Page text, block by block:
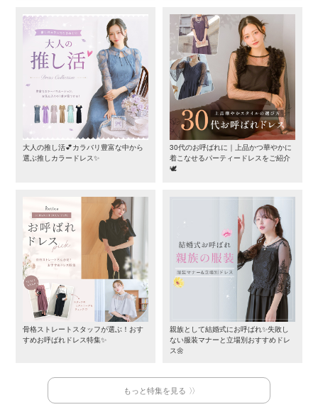
大人の推し活💕カラバリ豊富な中から
選ぶ推しカラードレス✨
30代のお呼ばれに｜上品かつ華やかに
着こなせるパーティードレスをご紹介
🕊️
骨格ストレートスタッフが選ぶ！おす
すめお呼ばれドレス特集✨
親族として結婚式にお呼ばれ✨失敗し
ない服装マナーと立場別おすすめドレ
ス🌼
もっと特集を見る